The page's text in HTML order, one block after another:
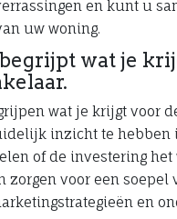
en kunt u
uw woning.
wat je
wat je krijgt voor
inzicht te
of de investering
zorgen voor een
en